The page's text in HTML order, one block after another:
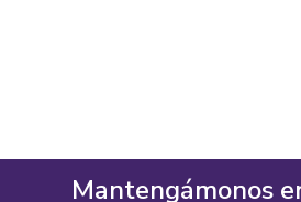
Mantengámonos